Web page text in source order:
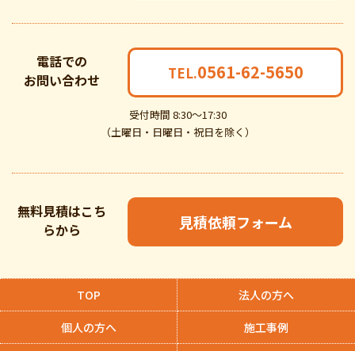
電話での
お問い合わせ
受付時間 8:30～17:30
（土曜日・日曜日・祝日を除く）
TEL.0561-62-5650
無料見積はこち
らから
見積依頼フォーム
TOP 法人の方へ
個人の方へ 施工事例